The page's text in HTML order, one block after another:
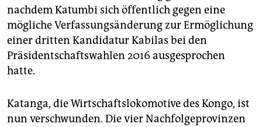
nachdem Katumbi sich öffentlich gegen eine
mögliche Verfassungsänderung zur Ermöglichung
einer dritten Kandidatur Kabilas bei den
Präsidentschaftswahlen 2016 ausgesprochen
hatte.
Katanga, die Wirtschaftslokomotive des Kongo, ist
nun verschwunden. Die vier Nachfolgeprovinzen